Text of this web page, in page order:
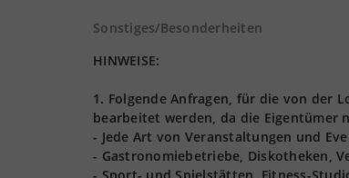
Sonstiges/Besonderheiten
HINWEISE:
1. Folgende Anfragen, für die von der
bearbeitet werden, da die Eigentümer
- Jede Art von Veranstaltungen und
- Gastronomiebetriebe, Diskotheken,